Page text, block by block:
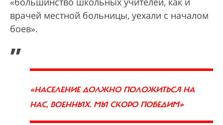
врачей местной больницы, уехали с началом
боев».
„
«НАСЕЛЕНИЕ ДОЛЖНО ПОЛОЖИТЬСЯ НА
НАС, ВОЕННЫХ. МЫ СКОРО ПОБЕДИМ»